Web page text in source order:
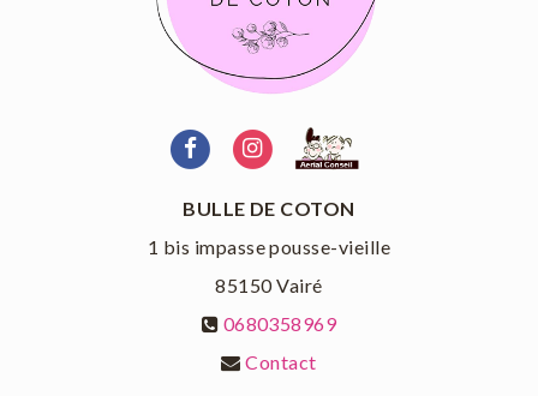
BULLE DE COTON
1 bis impasse pousse-vieille
85150Vairé
0680358969
Contact